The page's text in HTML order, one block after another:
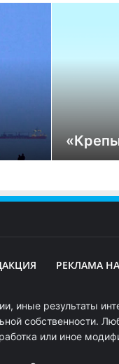
РЕКЛАМА
иные результаты
собственности.
или иное